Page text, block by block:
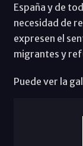
España y de
necesidad de
expresen el
migrantes y
Puede ver la